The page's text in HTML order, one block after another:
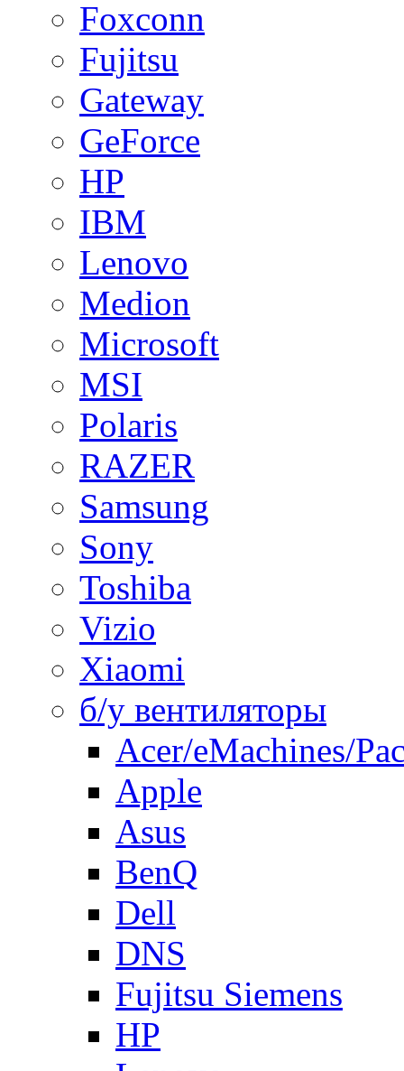
Foxconn
Fujitsu
Gateway
GeForce
HP
IBM
Lenovo
Medion
Microsoft
MSI
Polaris
RAZER
Samsung
Sony
Toshiba
Vizio
Xiaomi
б/у вентиляторы
Acer/eMachines/
Apple
Asus
BenQ
Dell
DNS
Fujitsu Siemens
HP